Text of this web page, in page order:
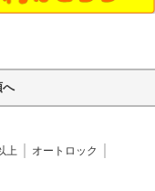
へ
上
オートロック